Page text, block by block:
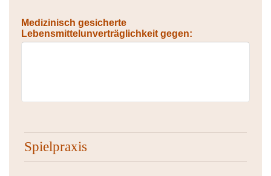
Medizinisch gesicherte
Lebensmittelunverträglichkeit gegen:
Spielpraxis